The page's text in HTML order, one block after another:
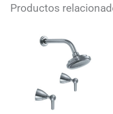
Productos